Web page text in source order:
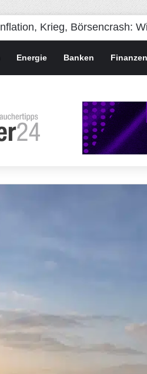
Energie Banken Finanzen